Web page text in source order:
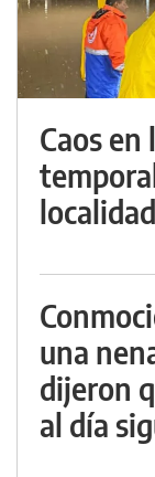
Caos
una
dijeron
al día